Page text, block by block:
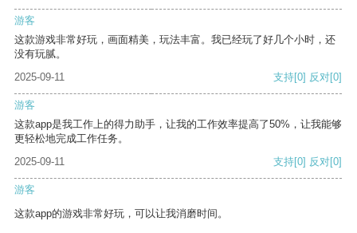
游客
这款游戏非常好玩，画面精美，玩法丰富。我已经玩了好几个小时，还
没有玩腻。
2025-09-11
支持[0] 反对[0]
游客
这款app是我工作上的得力助手，让我的工作效率提高了50%，让我能够
更轻松地完成工作任务。
2025-09-11
支持[0] 反对[0]
游客
这款app的游戏非常好玩，可以让我消磨时间。